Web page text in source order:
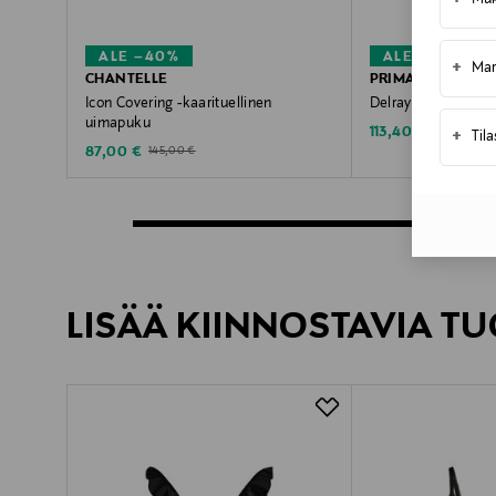
+
+
ALE –40%
CHANTELLE
Icon Covering -kaarituellinen
uimapuku
Discounted Price
87,00 € Original Price
145,00 €
ALE –40%
PRIMADONNA
Delray full cup
Discounted Price
113,40 € Original
189,00 €
LISÄÄ KIINNOSTAVIA